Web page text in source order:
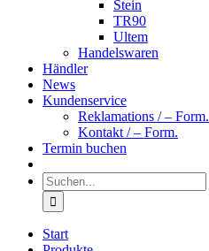
Stein
TR90
Ultem
Handelswaren
Händler
News
Kundenservice
Reklamations / – Form.
Kontakt / – Form.
Termin buchen
Suche
nach:
Start